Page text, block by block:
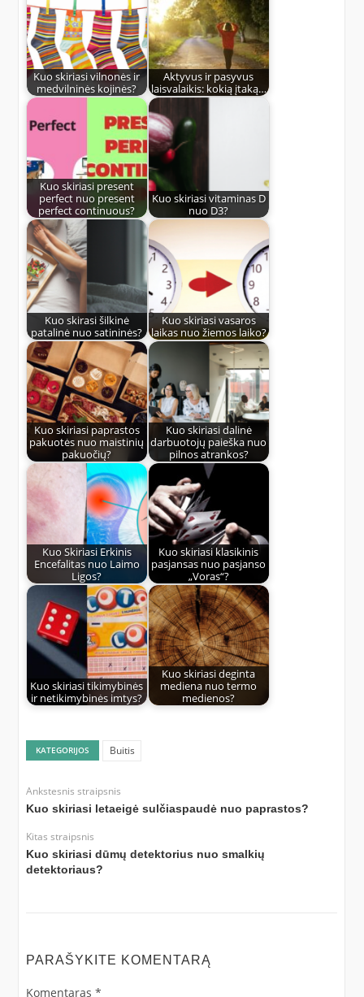
Kuo skiriasi vilnonės ir
medvilninės kojinės?
Aktyvus ir pasyvus
laisvalaikis: kokią įtaką…
Kuo skiriasi present
perfect nuo present
perfect continuous?
Kuo skiriasi vitaminas D
nuo D3?
Kuo skirasi šilkinė
patalinė nuo satininės?
Kuo skiriasi vasaros
laikas nuo žiemos laiko?
Kuo skiriasi paprastos
pakuotės nuo maistinių
pakuočių?
Kuo skiriasi dalinė
darbuotojų paieška nuo
pilnos atrankos?
Kuo Skiriasi Erkinis
Encefalitas nuo Laimo
Ligos?
Kuo skiriasi klasikinis
pasjansas nuo pasjanso
„Voras“?
Kuo skiriasi tikimybinės
ir netikimybinės imtys?
Kuo skiriasi deginta
mediena nuo termo
medienos?
KATEGORIJOS Buitis
Ankstesnis straipsnis
Kuo skiriasi letaeigė sulčiaspaudė nuo paprastos?
Kitas straipsnis
Kuo skiriasi dūmų detektorius nuo smalkių
detektoriaus?
PARAŠYKITE KOMENTARĄ
Komentaras *